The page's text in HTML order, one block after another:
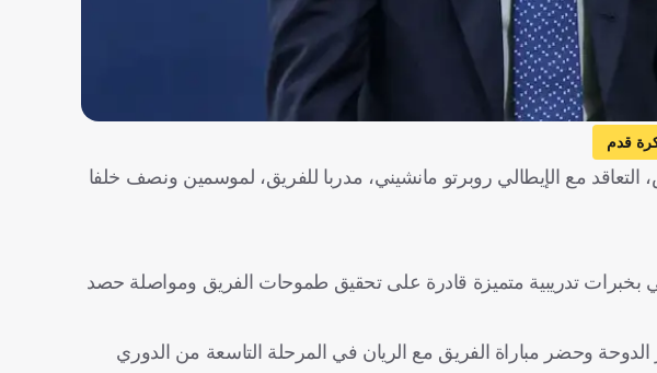
قدم
مع الإيطالي روبرتو مانشيني، مدربا للفريق، لموسمين ونصف خلفا
بخبرات تدريبية متميزة قادرة على تحقيق طموحات الفريق ومواصلة حصد
وحضر مباراة الفريق مع الريان في المرحلة التاسعة من الدوري